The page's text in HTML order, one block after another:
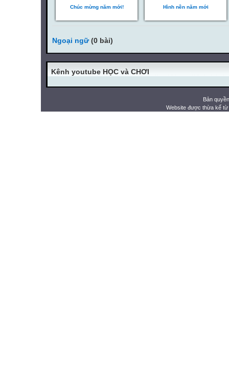
Chúc mừng năm mới! Hình nền năm mới
Ngoại ngữ(0 bài)
Kênh youtube HỌC và CHƠI
Bản
Website được thừa kế từ